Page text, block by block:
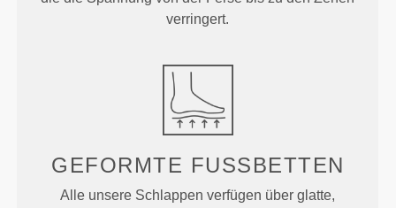
verringert.
GEFORMTE FUSSBETTEN
Alle unsere Schlappen verfügen über glatte,